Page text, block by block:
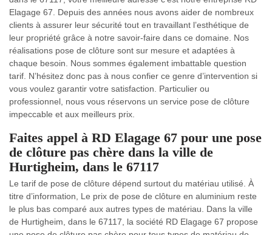
Elagage 67. Depuis des années nous avons aider de nombreux
clients à assurer leur sécurité tout en travaillant l’esthétique de
leur propriété grâce à notre savoir-faire dans ce domaine. Nos
réalisations pose de clôture sont sur mesure et adaptées à
chaque besoin. Nous sommes également imbattable question
tarif. N’hésitez donc pas à nous confier ce genre d’intervention si
vous voulez garantir votre satisfaction. Particulier ou
professionnel, nous vous réservons un service pose de clôture
impeccable et aux meilleurs prix.
Faites appel à RD Elagage 67 pour une pose
de clôture pas chère dans la ville de
Hurtigheim, dans le 67117
Le tarif de pose de clôture dépend surtout du matériau utilisé. À
titre d’information, Le prix de pose de clôture en aluminium reste
le plus bas comparé aux autres types de matériau. Dans la ville
de Hurtigheim, dans le 67117, la société RD Elagage 67 propose